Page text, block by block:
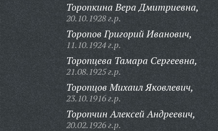
Торопкина Вера Дмитриевна,
20.10.1928 г.р.
Торопов Григорий Иванович,
11.10.1924 г.р.
Торопцева Тамара Сергеевна,
21.08.1925 г.р.
Торопцов Михаил Яковлевич,
23.10.1916 г.р.
Торопчин Алексей Андреевич,
20.02.1926 г.р.